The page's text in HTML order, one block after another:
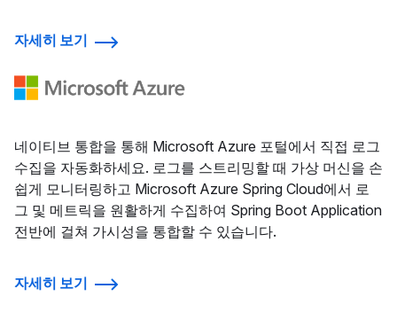
자세히 보기
네이티브 통합을 통해 Microsoft Azure 포털에서 직접 로그
수집을 자동화하세요. 로그를 스트리밍할 때 가상 머신을 손
쉽게 모니터링하고 Microsoft Azure Spring Cloud에서 로
그 및 메트릭을 원활하게 수집하여 Spring Boot Application
전반에 걸쳐 가시성을 통합할 수 있습니다.
자세히 보기